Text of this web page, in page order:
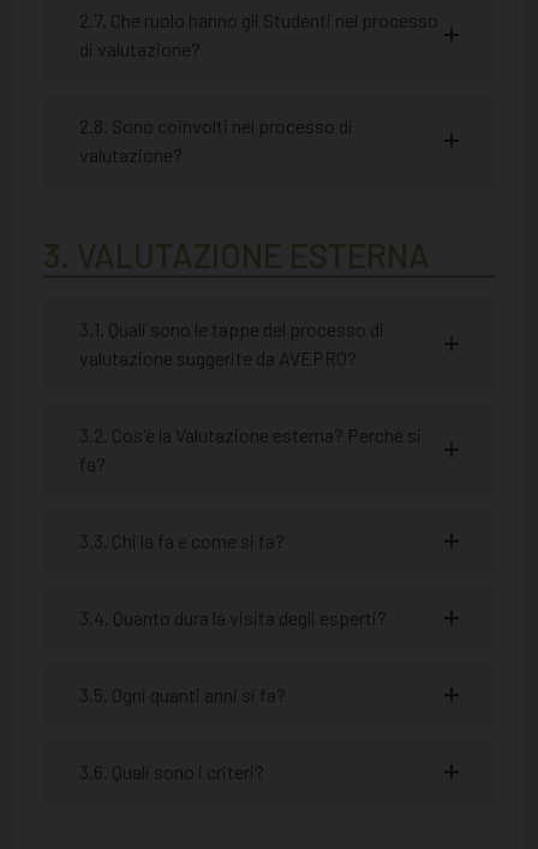
2.7. Che ruolo hanno gli Studenti nel processo
di valutazione?
2.8. Sono coinvolti nel processo di
valutazione?
3. VALUTAZIONE ESTERNA
3.1. Quali sono le tappe del processo di
valutazione suggerite da AVEPRO?
3.2. Cos'è la Valutazione esterna? Perché si
fa?
3.3. Chi la fa e come si fa?
3.4. Quanto dura la visita degli esperti?
3.5. Ogni quanti anni si fa?
3.6. Quali sono i criteri?